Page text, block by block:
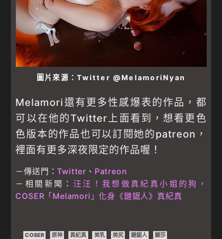
圖片來源：Twitter @MelamoriNyan
Melamori還有更多性感爆表的作品，都
可以在他的Twitter上面看到，想看更色
色版本的作品也可以訂閱她的patreon，
裡面有更多深夜限定的作品喔！
－傳送門：Twitter 、 Patreon
－相關新聞： 汪汪！我想做真紀真小姐的狗，
COSER「Melamori」化身《鏈鋸人》真紀真
COSER 原神 真紀真 美乳 美尻 鏈鋸人 麗莎